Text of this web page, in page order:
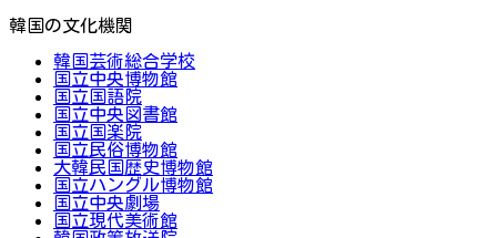
韓国の文化機関
韓国芸術総合学校
国立中央博物館
国立国語院
国立中央図書館
国立国楽院
国立民俗博物館
大韓民国歴史博物館
国立ハングル博物館
国立中央劇場
国立現代美術館